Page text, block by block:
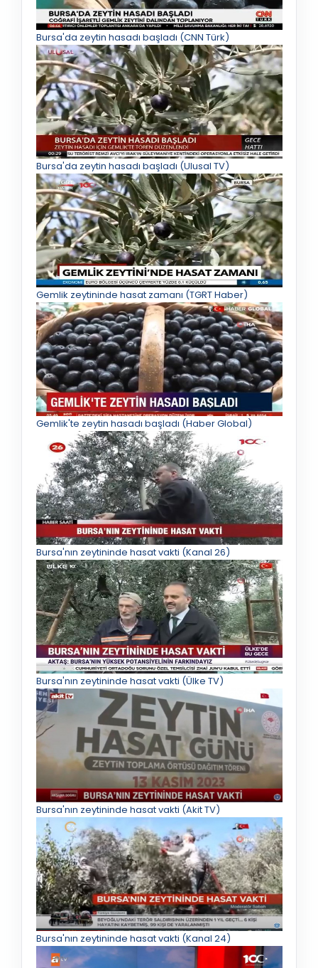
Bursa'da zeytin hasadı başladı (CNN Türk)
Bursa'da zeytin hasadı başladı (Ulusal TV)
Gemlik zeytininde hasat zamanı (TGRT Haber)
Gemlik'te zeytin hasadı başladı (Haber Global)
Bursa'nın zeytininde hasat vakti (Kanal 26)
Bursa'nın zeytininde hasat vakti (Ülke TV)
Bursa'nın zeytininde hasat vakti (Akit TV)
Bursa'nın zeytininde hasat vakti (Kanal 24)